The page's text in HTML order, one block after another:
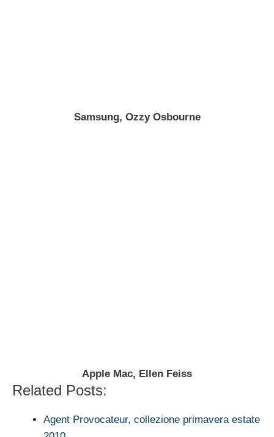
Samsung, Ozzy Osbourne
Apple Mac, Ellen Feiss
Related Posts:
Agent Provocateur, collezione primavera estate